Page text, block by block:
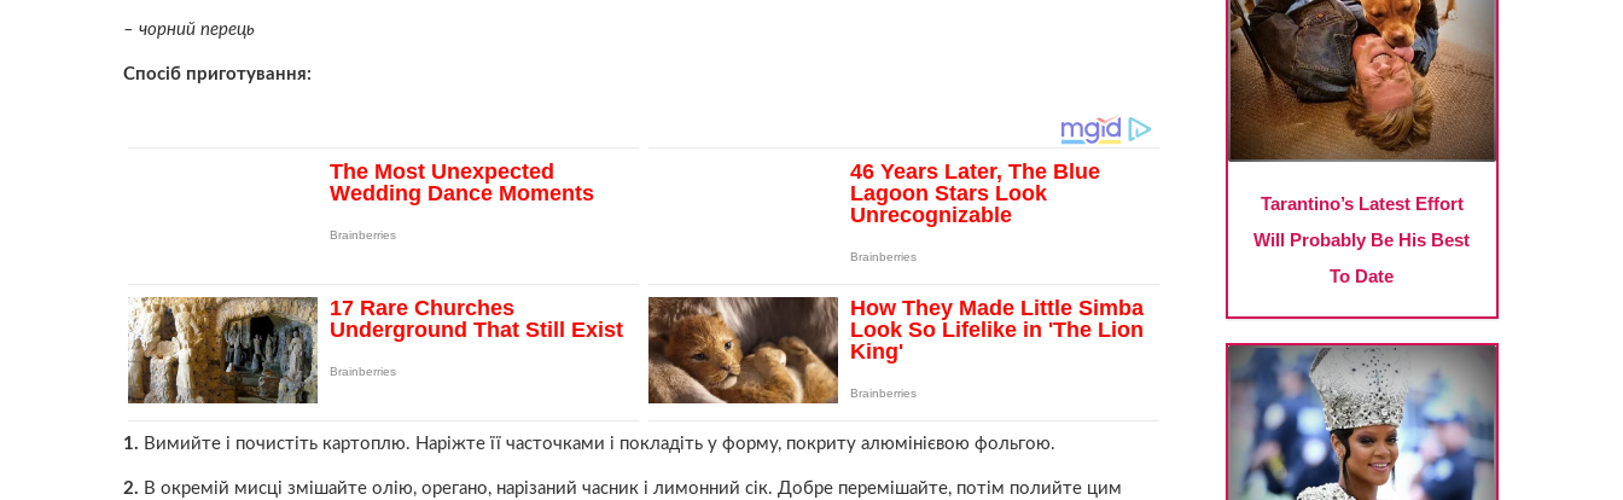
– чорний перець
Спосіб приготування:
1. Вимийте і почистіть картоплю. Наріжте її часточками і покладіть у форму, покриту алюмінієвою фольгою.
2. В окремій мисці змішайте олію, орегано, нарізаний часник і лимонний сік. Добре перемішайте, потім полийте цим